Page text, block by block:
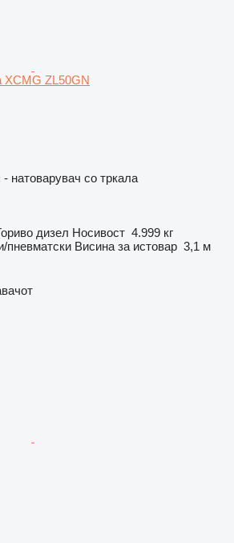
XCMG ZL50GN
натоварувач со тркала
дизел Носивост 4.999 кг
пневматски Висина за истовар 3,1 м